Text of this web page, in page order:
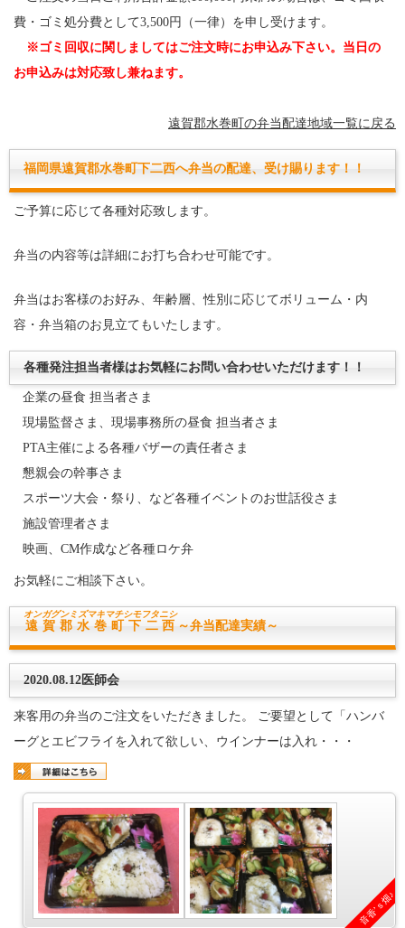
費・ゴミ処分費として3,500円（一律）を申し受けます。
※ゴミ回収に関しましてはご注文時にお申込み下さい。当日の
お申込みは対応致し兼ねます。
遠賀郡水巻町の弁当配達地域一覧に戻る
福岡県遠賀郡水巻町下二西へ弁当の配達、受け賜ります！！
ご予算に応じて各種対応致します。
弁当の内容等は詳細にお打ち合わせ可能です。
弁当はお客様のお好み、年齢層、性別に応じてボリューム・内
容・弁当箱のお見立てもいたします。
各種発注担当者様はお気軽にお問い合わせいただけます！！
企業の昼食 担当者さま
現場監督さま、現場事務所の昼食 担当者さま
PTA主催による各種バザーの責任者さま
懇親会の幹事さま
スポーツ大会・祭り、など各種イベントのお世話役さま
施設管理者さま
映画、CM作成など各種ロケ弁
お気軽にご相談下さい。
遠賀郡水巻町下二西
オンガグンミズマキマチシモフタニシ
～弁当配達実績～
2020.08.12医師会
来客用の弁当のご注文をいただきました。 ご要望として「ハンバ
ーグとエビフライを入れて欲しい、ウインナーは入れ・・・
音香’ｓ畑♪